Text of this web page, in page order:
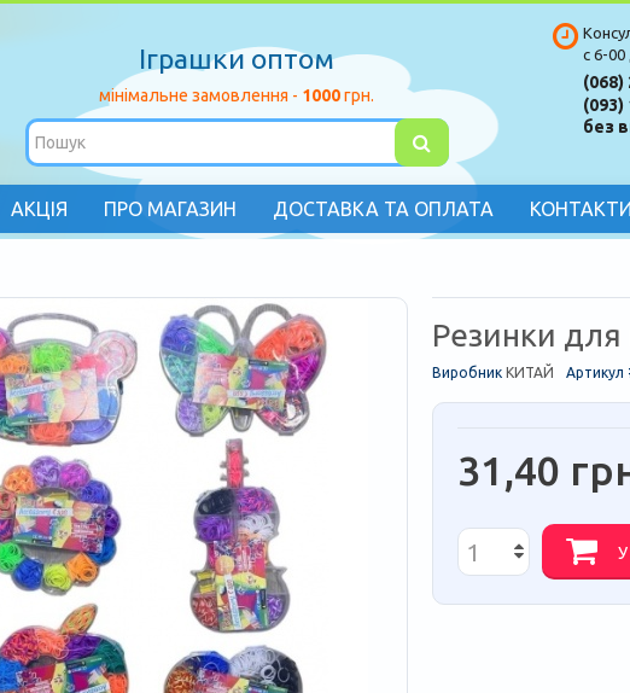
Іграшки оптом
мінімальне замовлення - 1000грн.
с 6-
(068)
(093)
без
АКЦІЯ ПРО МАГАЗИН ДОСТАВКА ТА ОПЛАТА КОНТАКТИ
Резинки для
Виробник КИТАЙ Артикул
31,40